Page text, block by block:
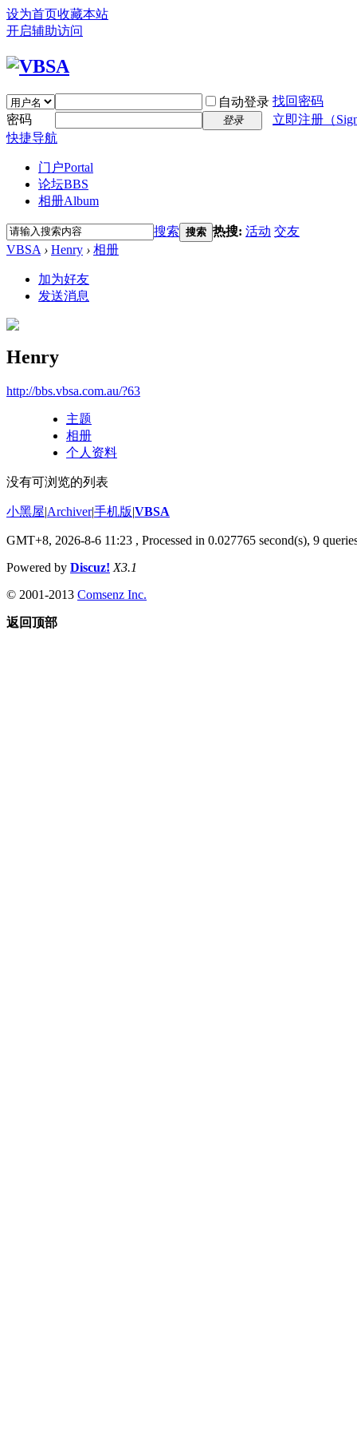
设为首页收藏本站
开启辅助访问
自动登录 找回密码
密码
登录
立即注册（
快捷导航
门户Portal
论坛BBS
相册Album
搜索 搜索 热搜: 活动 交友
VBSA › Henry › 相册
加为好友
发送消息
Henry
http://bbs.vbsa.com.au/?63
主题
相册
个人资料
没有可浏览的列表
小黑屋|Archiver|手机版|VBSA
GMT+8, 2026-8-6 11:23 , Processed in 0.027765 second(s), 9
Powered by Discuz! X3.1
© 2001-2013 Comsenz Inc.
返回顶部